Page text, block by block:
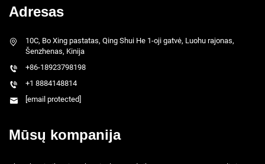
Adresas
10C, Bo Xing pastatas, Qing Shui He 1-oji gatvė, Luohu rajonas,
Šenzhenas, Kinija
+86-18923798198
+1 8884148814
[email protected]
Mūsų kompanija